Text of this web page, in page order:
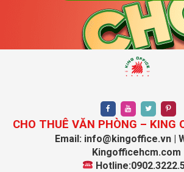
CHO THUÊ VĂN PHÒNG – KING
Email: info@kingoffice.vn |
Kingofficehcm.com